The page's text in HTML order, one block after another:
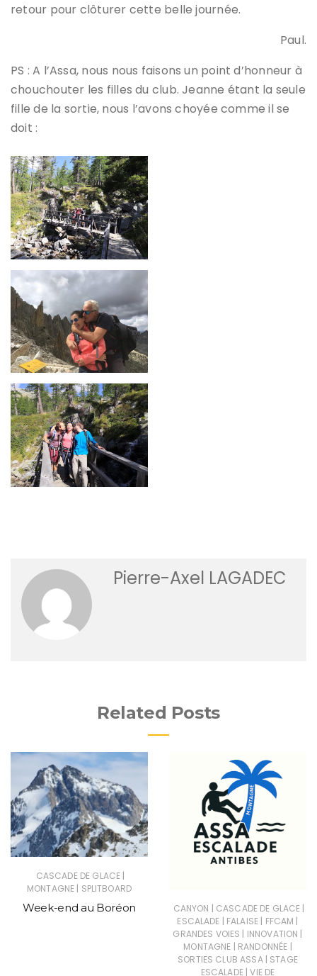
retour pour clôturer cette belle journée.
Paul.
PS : A l’Assa, nous nous faisons un point d’honneur à
chouchouter les filles du club. Jeanne étant la seule
fille de la sortie, nous l’avons choyée comme il se
doit :
Pierre-Axel LAGADEC
Related Posts
CASCADE DE GLACE |
MONTAGNE | SPLITBOARD
Week-end au Boréon CANYON | CASCADE DE GLACE |
ESCALADE | FALAISE | FFCAM |
GRANDES VOIES | INNOVATION |
MONTAGNE | RANDONNÉE |
SORTIES CLUB ASSA | STAGE
ESCALADE | VIE DE